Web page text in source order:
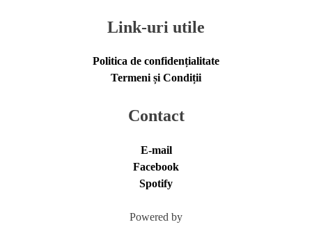
Link-uri utile
Politica de confidențialitate
Termeni și Condiții
Contact
E-mail
Facebook
Spotify
Powered by